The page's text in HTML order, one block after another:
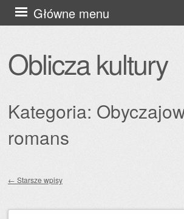
Oblicza kultury
Główne menu
Przejdź
do
Kategoria:
romans
← Starsze wpisy